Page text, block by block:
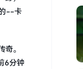
--卡
。
6分钟